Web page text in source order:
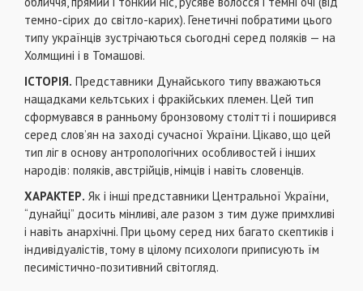
темно-сірих до світло-карих). Генетичні побратими цього
типу українців зустрічаються сьогодні серед поляків — на
Холмщині і в Томашові.
ІСТОРІЯ. Представники Дунайського типу вважаються
нащадками кельтських і фракійських племен. Цей тип
сформувався в ранньому бронзовому столітті і поширився
серед слов’ян на заході сучасної України. Цікаво, що цей
тип ліг в основу антропологічних особливостей і інших
народів: поляків, австрійців, німців і навіть словенців.
ХАРАКТЕР. Як і інші представники Центральної України,
“дунайці” досить мінливі, але разом з тим дуже примхливі
і навіть анархічні. При цьому серед них багато скептиків і
індивідуалістів, тому в цілому психологи приписують їм
песимістично-позитивний світогляд.